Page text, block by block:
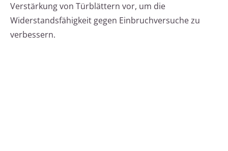
Verstärkung von Türblättern vor, um die
Widerstandsfähigkeit gegen Einbruchversuche zu
verbessern.